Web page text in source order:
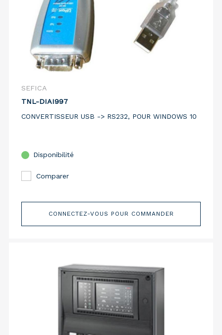
SEFICA
TNL-DIAI997
CONVERTISSEUR USB -> RS232, POUR WINDOWS 10
Disponibilité
Comparer
CONNECTEZ-VOUS POUR COMMANDER